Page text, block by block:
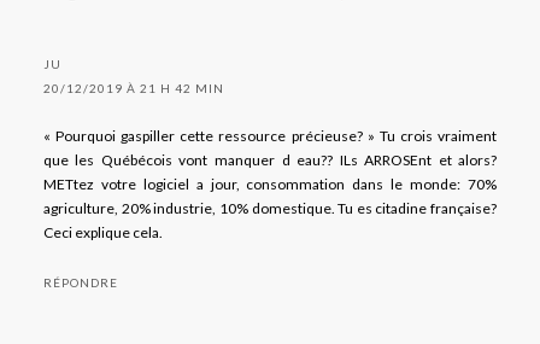
JU
20/12/2019 À 21 H 42 MIN
« Pourquoi gaspiller cette ressource précieuse? » Tu crois vraiment
que les Québécois vont manquer d eau?? ILs ARROSEnt et alors?
METtez votre logiciel a jour, consommation dans le monde: 70%
agriculture, 20% industrie, 10% domestique. Tu es citadine française?
Ceci explique cela.
RÉPONDRE